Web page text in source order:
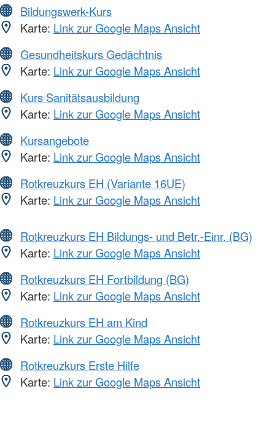
Bildungswerk-Kurs
Karte: Link zur Google Maps Ansicht
Gesundheitskurs Gedächtnis
Karte: Link zur Google Maps Ansicht
Kurs Sanitätsausbildung
Karte: Link zur Google Maps Ansicht
Kursangebote
Karte: Link zur Google Maps Ansicht
Rotkreuzkurs EH (Variante 16UE)
Karte: Link zur Google Maps Ansicht
Rotkreuzkurs EH Bildungs- und Betr.-Einr. (BG)
Karte: Link zur Google Maps Ansicht
Rotkreuzkurs EH Fortbildung (BG)
Karte: Link zur Google Maps Ansicht
Rotkreuzkurs EH am Kind
Karte: Link zur Google Maps Ansicht
Rotkreuzkurs Erste Hilfe
Karte: Link zur Google Maps Ansicht